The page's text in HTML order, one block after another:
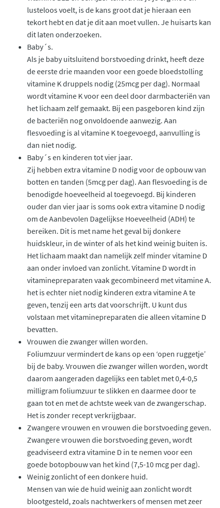
lusteloos voelt, is de kans groot dat je hieraan een
tekort hebt en dat je dit aan moet vullen. Je huisarts kan
dit laten onderzoeken.
Baby´s.
Als je baby uitsluitend borstvoeding drinkt, heeft deze
de eerste drie maanden voor een goede bloedstolling
vitamine K druppels nodig (25mcg per dag). Normaal
wordt vitamine K voor een deel door darmbacteriën van
het lichaam zelf gemaakt. Bij een pasgeboren kind zijn
de bacteriën nog onvoldoende aanwezig. Aan
flesvoeding is al vitamine K toegevoegd, aanvulling is
dan niet nodig.
Baby´s en kinderen tot vier jaar.
Zij hebben extra vitamine D nodig voor de opbouw van
botten en tanden (5mcg per dag). Aan flesvoeding is de
benodigde hoeveelheid al toegevoegd. Bij kinderen
ouder dan vier jaar is soms ook extra vitamine D nodig
om de Aanbevolen Dagelijkse Hoeveelheid (ADH) te
bereiken. Dit is met name het geval bij donkere
huidskleur, in de winter of als het kind weinig buiten is.
Het lichaam maakt dan namelijk zelf minder vitamine D
aan onder invloed van zonlicht. Vitamine D wordt in
vitaminepreparaten vaak gecombineerd met vitamine A.
het is echter niet nodig kinderen extra vitamine A te
geven, tenzij een arts dat voorschrijft. U kunt dus
volstaan met vitaminepreparaten die alleen vitamine D
bevatten.
Vrouwen die zwanger willen worden.
Foliumzuur vermindert de kans op een ‘open ruggetje’
bij de baby. Vrouwen die zwanger willen worden, wordt
daarom aangeraden dagelijks een tablet met 0,4-0,5
milligram foliumzuur te slikken en daarmee door te
gaan tot en met de achtste week van de zwangerschap.
Het is zonder recept verkrijgbaar.
Zwangere vrouwen en vrouwen die borstvoeding geven.
Zwangere vrouwen die borstvoeding geven, wordt
geadviseerd extra vitamine D in te nemen voor een
goede botopbouw van het kind (7,5-10 mcg per dag).
Weinig zonlicht of een donkere huid.
Mensen van wie de huid weinig aan zonlicht wordt
blootgesteld, zoals nachtwerkers of mensen met zeer